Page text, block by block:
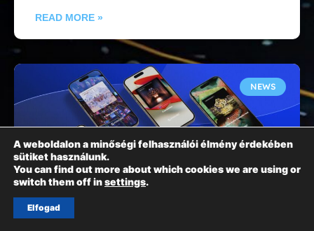
READ MORE »
NEWS
A weboldalon a minőségi felhasználói élmény érdekében
sütiket használunk.
You can find out more about which cookies we are using or
switch them off insettings.
Elfogad